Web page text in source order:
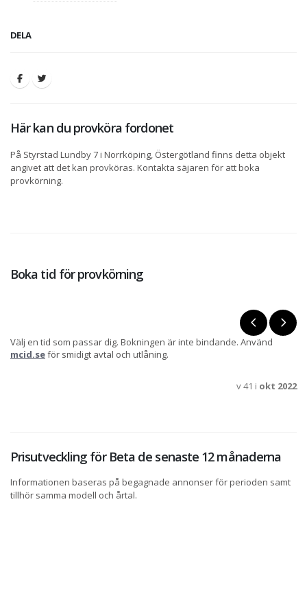
DELA
Här kan du provköra fordonet
På Styrstad Lundby 7 i Norrköping, Östergötland finns detta objekt
angivet att det kan provköras. Kontakta säjaren för att boka
provkörning.
Boka tid för provkörning
Välj en tid som passar dig. Bokningen är inte bindande. Använd
mcid.seför smidigt avtal och utlåning.
v 41 i okt 2022
Prisutveckling för Beta de senaste 12 månaderna
Informationen baseras på begagnade annonser för perioden samt
tillhör samma modell och årtal.